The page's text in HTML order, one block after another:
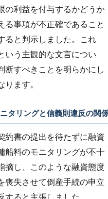
の利益を付与するかどうか
る事項が不正確であること
ると判示しました。これ
いう主観的な文言につい
断すべきことを明らかにし
ます。
タリングと信義則違反の関
約書の提出を待たずに融資
船料のモニタリングが不十
摘し、このような融資態度
喪失させて倒産手続の申立